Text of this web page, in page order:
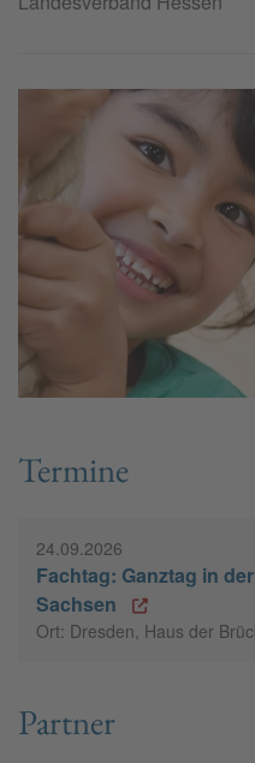
Termine
24.09.2026
Fachtag: Ganztag in
Sachsen
Ort: Dresden, Haus der
Partner